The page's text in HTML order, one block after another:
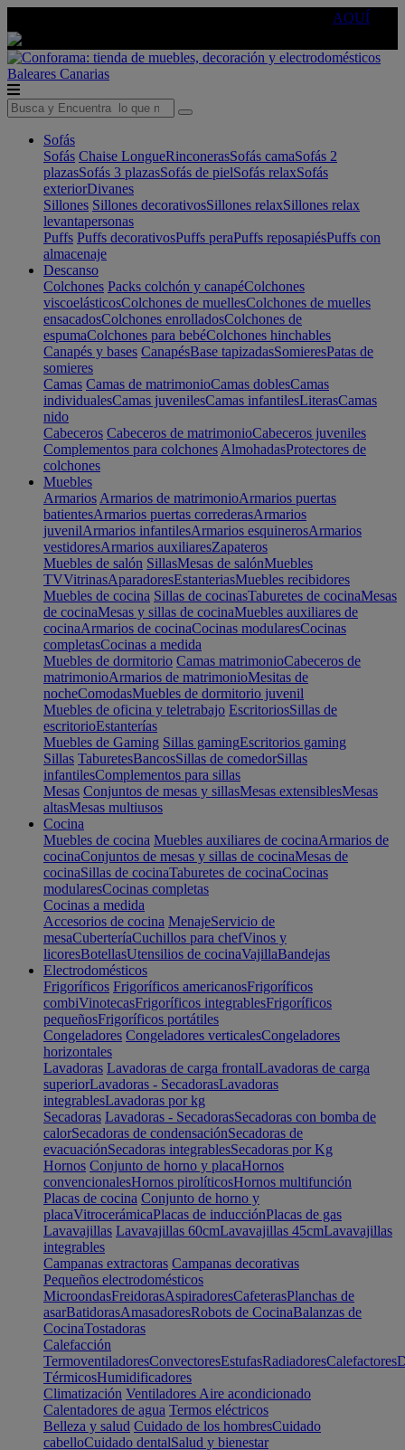
AQUÍ
Baleares Canarias
Sofás
Sofás Chaise LongueRinconerasSofás camaSofás 2
plazasSofás 3 plazasSofás de pielSofás relaxSofás
exteriorDivanes
Sillones Sillones decorativosSillones relaxSillones relax
levantapersonas
Puffs Puffs decorativosPuffs peraPuffs reposapiésPuffs con
almacenaje
Descanso
Colchones Packs colchón y canapéColchones
viscoelásticosColchones de muellesColchones de muelles
ensacadosColchones enrolladosColchones de
espumaColchones para bebéColchones hinchables
Canapés y bases CanapésBase tapizadasSomieresPatas de
somieres
Camas Camas de matrimonioCamas doblesCamas
individualesCamas juvenilesCamas infantilesLiterasCamas
nido
Cabeceros Cabeceros de matrimonioCabeceros juveniles
Complementos para colchones AlmohadasProtectores de
colchones
Muebles
Armarios Armarios de matrimonioArmarios puertas
batientesArmarios puertas correderasArmarios
juvenilArmarios infantilesArmarios esquinerosArmarios
vestidoresArmarios auxiliaresZapateros
Muebles de salón SillasMesas de salónMuebles
TVVitrinasAparadoresEstanteriasMuebles recibidores
Muebles de cocina Sillas de cocinasTaburetes de cocinaMesas
de cocinaMesas y sillas de cocinaMuebles auxiliares de
cocinaArmarios de cocinaCocinas modularesCocinas
completasCocinas a medida
Muebles de dormitorio Camas matrimonioCabeceros de
matrimonioArmarios de matrimonioMesitas de
nocheComodasMuebles de dormitorio juvenil
Muebles de oficina y teletrabajo EscritoriosSillas de
escritorioEstanterías
Muebles de Gaming Sillas gamingEscritorios gaming
Sillas TaburetesBancosSillas de comedorSillas
infantilesComplementos para sillas
Mesas Conjuntos de mesas y sillasMesas extensiblesMesas
altasMesas multiusos
Cocina
Muebles de cocina Muebles auxiliares de cocinaArmarios de
cocinaConjuntos de mesas y sillas de cocinaMesas de
cocinaSillas de cocinaTaburetes de cocinaCocinas
modularesCocinas completas
Cocinas a medida
Accesorios de cocina MenajeServicio de
mesaCuberteríaCuchillos para chefVinos y
licoresBotellasUtensilios de cocinaVajillaBandejas
Electrodomésticos
Frigoríficos Frigoríficos americanosFrigoríficos
combiVinotecasFrigoríficos integrablesFrigoríficos
pequeñosFrigoríficos portátiles
Congeladores Congeladores verticalesCongeladores
horizontales
Lavadoras Lavadoras de carga frontalLavadoras de carga
superiorLavadoras - SecadorasLavadoras
integrablesLavadoras por kg
Secadoras Lavadoras - SecadorasSecadoras con bomba de
calorSecadoras de condensaciónSecadoras de
evacuaciónSecadoras integrablesSecadoras por Kg
Hornos Conjunto de horno y placaHornos
convencionalesHornos pirolíticosHornos multifunción
Placas de cocina Conjunto de horno y
placaVitrocerámicaPlacas de inducciónPlacas de gas
Lavavajillas Lavavajillas 60cmLavavajillas 45cmLavavajillas
integrables
Campanas extractoras Campanas decorativas
Pequeños electrodomésticos
MicroondasFreidorasAspiradoresCafeterasPlanchas de
asarBatidorasAmasadoresRobots de CocinaBalanzas de
CocinaTostadoras
Calefacción
TermoventiladoresConvectoresEstufasRadiadoresCalefactores
TérmicosHumidificadores
Climatización Ventiladores Aire acondicionado
Calentadores de agua Termos eléctricos
Belleza y salud Cuidado de los hombresCuidado
cabelloCuidado dentalSalud y bienestar